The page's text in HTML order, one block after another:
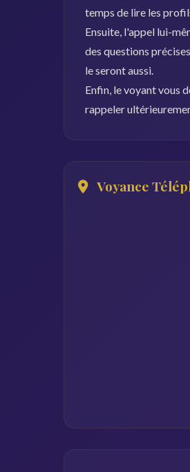
temps de lire les
Ensuite, l'appel lui-
des questions
le seront aussi.
Enfin, le voyant vous
rappeler
Voyance